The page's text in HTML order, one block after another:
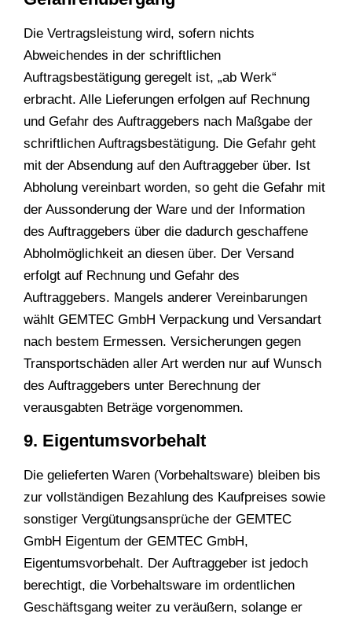
Die Vertragsleistung wird, sofern nichts
Abweichendes in der schriftlichen
Auftragsbestätigung geregelt ist, „ab Werk“
erbracht. Alle Lieferungen erfolgen auf Rechnung
und Gefahr des Auftraggebers nach Maßgabe der
schriftlichen Auftragsbestätigung. Die Gefahr geht
mit der Absendung auf den Auftraggeber über. Ist
Abholung vereinbart worden, so geht die Gefahr mit
der Aussonderung der Ware und der Information
des Auftraggebers über die dadurch geschaffene
Abholmöglichkeit an diesen über. Der Versand
erfolgt auf Rechnung und Gefahr des
Auftraggebers. Mangels anderer Vereinbarungen
wählt GEMTEC GmbH Verpackung und Versandart
nach bestem Ermessen. Versicherungen gegen
Transportschäden aller Art werden nur auf Wunsch
des Auftraggebers unter Berechnung der
verausgabten Beträge vorgenommen.
9. Eigentumsvorbehalt
Die gelieferten Waren (Vorbehaltsware) bleiben bis
zur vollständigen Bezahlung des Kaufpreises sowie
sonstiger Vergütungsansprüche der GEMTEC
GmbH Eigentum der GEMTEC GmbH,
Eigentumsvorbehalt. Der Auftraggeber ist jedoch
berechtigt, die Vorbehaltsware im ordentlichen
Geschäftsgang weiter zu veräußern, solange er